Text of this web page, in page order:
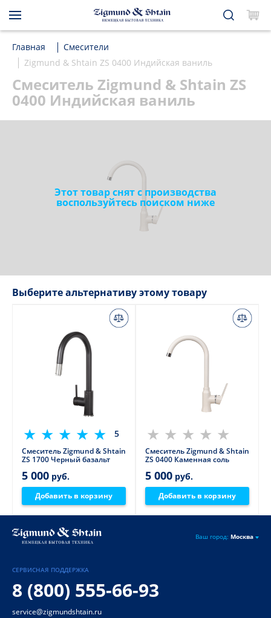
Главная
Смесители
Zigmund & Shtain ZS 0400 Индийская ваниль
Смеситель Zigmund & Shtain ZS
0400 Индийская ваниль
Этот товар снят с производства
воспользуйтесь поиском ниже
Выберите альтернативу этому товару
5
Смеситель Zigmund & Shtain
ZS 1700 Черный базальт
5 000 руб.
Добавить в корзину
Смеситель Zigmund & Shtain
ZS 0400 Каменная соль
5 000 руб.
Добавить в корзину
Ваш город: Москва
СЕРВИСНАЯ ПОДДЕРЖКА
8 (800) 555-66-93
service@zigmundshtain.ru